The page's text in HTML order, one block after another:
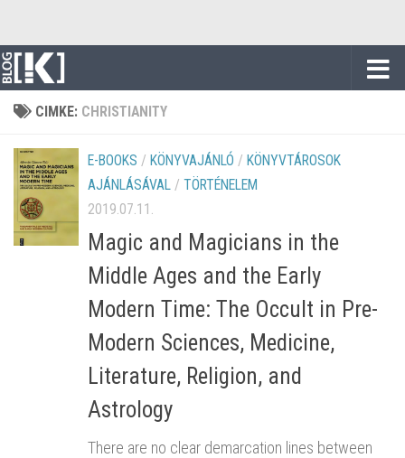
CIMKE: CHRISTIANITY
E-BOOKS / KÖNYVAJÁNLÓ / KÖNYVTÁROSOK
AJÁNLÁSÁVAL / TÖRTÉNELEM
2019.07.11.
Magic and Magicians in the
Middle Ages and the Early
Modern Time: The Occult in Pre-
Modern Sciences, Medicine,
Literature, Religion, and
Astrology
There are no clear demarcation lines between